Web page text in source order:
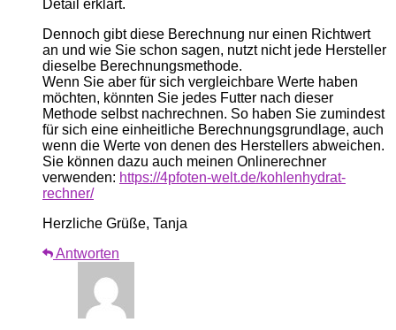
Detail erklärt.
Dennoch gibt diese Berechnung nur einen Richtwert
an und wie Sie schon sagen, nutzt nicht jede Hersteller
dieselbe Berechnungsmethode.
Wenn Sie aber für sich vergleichbare Werte haben
möchten, könnten Sie jedes Futter nach dieser
Methode selbst nachrechnen. So haben Sie zumindest
für sich eine einheitliche Berechnungsgrundlage, auch
wenn die Werte von denen des Herstellers abweichen.
Sie können dazu auch meinen Onlinerechner
verwenden: https://4pfoten-welt.de/kohlenhydrat-
rechner/
Herzliche Grüße, Tanja
Antworten